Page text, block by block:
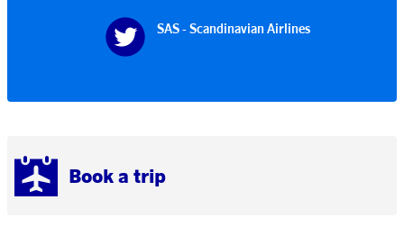
Book a trip
SAS - Scandinavian Airlines